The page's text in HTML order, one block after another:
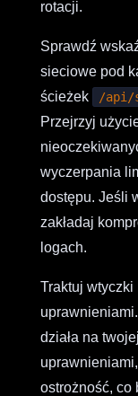
rotacji.
Sprawdź
sieciowe pod
ścieżek
/api/
Przejrzyj
wyczerpania
dostępu. Jeśli
zakładaj
logach.
Traktuj
działa na
ostrożność, co